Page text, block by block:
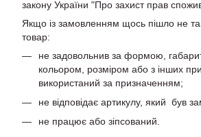
закону України "Про захист прав
Якщо із замовленням щось пішло не
товар:
не задовольнив за формою,
кольором, розміром або з інших
використаний за призначенням;
не відповідає артикулу, який був
не працює або зіпсований.